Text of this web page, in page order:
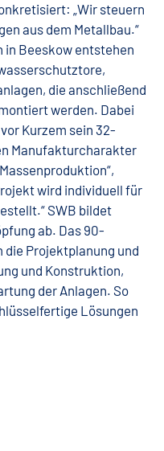
„Wir steuern
aus dem Metallbau.“
in Beeskow entstehen
die anschließend
werden. Dabei
Kurzem sein 32-
Manufakturcharakter
wird individuell für
SWB bildet
ab. Das 90-
Projektplanung und
und Konstruktion,
der Anlagen. So
Lösungen